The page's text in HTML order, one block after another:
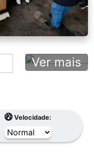
Ver mais
Velocidade: